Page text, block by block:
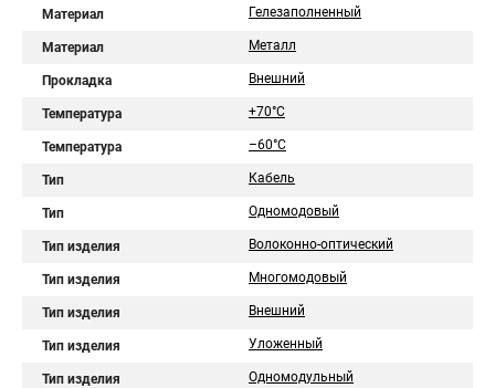
Материал Гелезаполненный
Материал Металл
Прокладка Внешний
Температура +70°C
Температура –60°C
Тип Кабель
Тип Одномодовый
Тип изделия Волоконно-оптический
Тип изделия Многомодовый
Тип изделия Внешний
Тип изделия Уложенный
Тип изделия Одномодульный